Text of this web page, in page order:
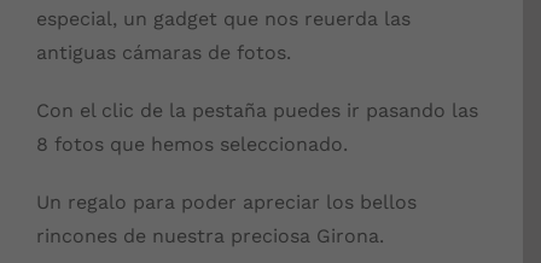
especial, un gadget que nos reuerda las
antiguas cámaras de fotos.
Con el clic de la pestaña puedes ir pasando las
8 fotos que hemos seleccionado.
Un regalo para poder apreciar los bellos
rincones de nuestra preciosa Girona.